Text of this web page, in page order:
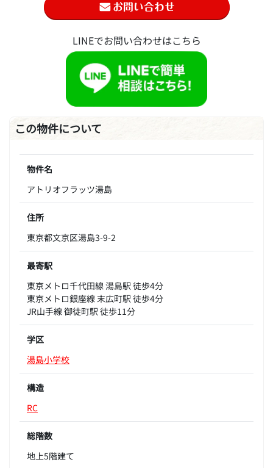
LINEでお問い合わせはこちら
この物件について
物件名
アトリオフラッツ湯島
住所
東京都文京区湯島3-9-2
最寄駅
東京メトロ千代田線 湯島駅 徒歩4分
東京メトロ銀座線 末広町駅 徒歩4分
JR山手線 御徒町駅 徒歩11分
学区
湯島小学校
構造
RC
総階数
地上5階建て